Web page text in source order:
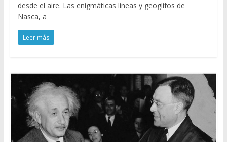
desde el aire. Las enigmáticas líneas y geoglifos de
Nasca, a
Leer más